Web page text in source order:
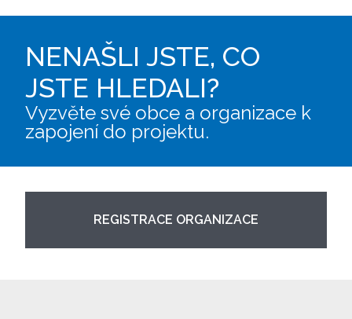
NENAŠLI JSTE, CO
JSTE HLEDALI?
Vyzvěte své obce a organizace k
zapojení do projektu.
REGISTRACE ORGANIZACE